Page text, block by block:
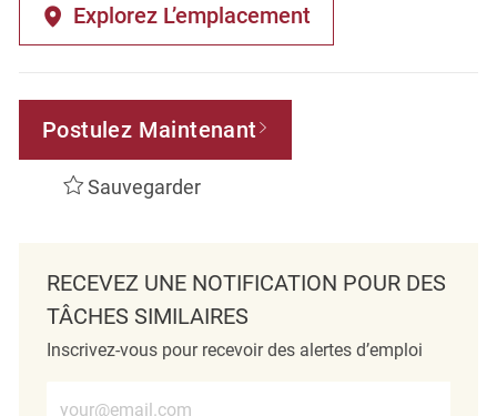
Explorez L’emplacement
Postulez Maintenant
Sauvegarder
RECEVEZ UNE NOTIFICATION POUR DES
TÂCHES SIMILAIRES
Inscrivez-vous pour recevoir des alertes d’emploi